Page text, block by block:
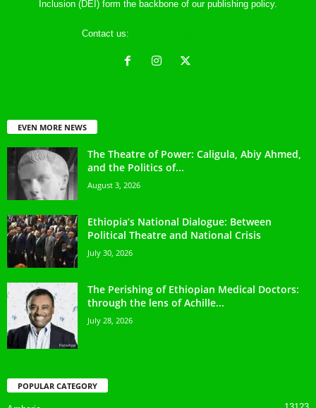
Inclusion (DEI) form the backbone of our publishing policy.
Contact us:
EVEN MORE NEWS
The Theatre of Power: Caligula, Abiy Ahmed,
and the Politics of...
August 3, 2026
Ethiopia’s National Dialogue: Between
Political Theatre and National Crisis
July 30, 2026
The Perishing of Ethiopian Medical Doctors:
through the lens of Achille...
July 28, 2026
POPULAR CATEGORY